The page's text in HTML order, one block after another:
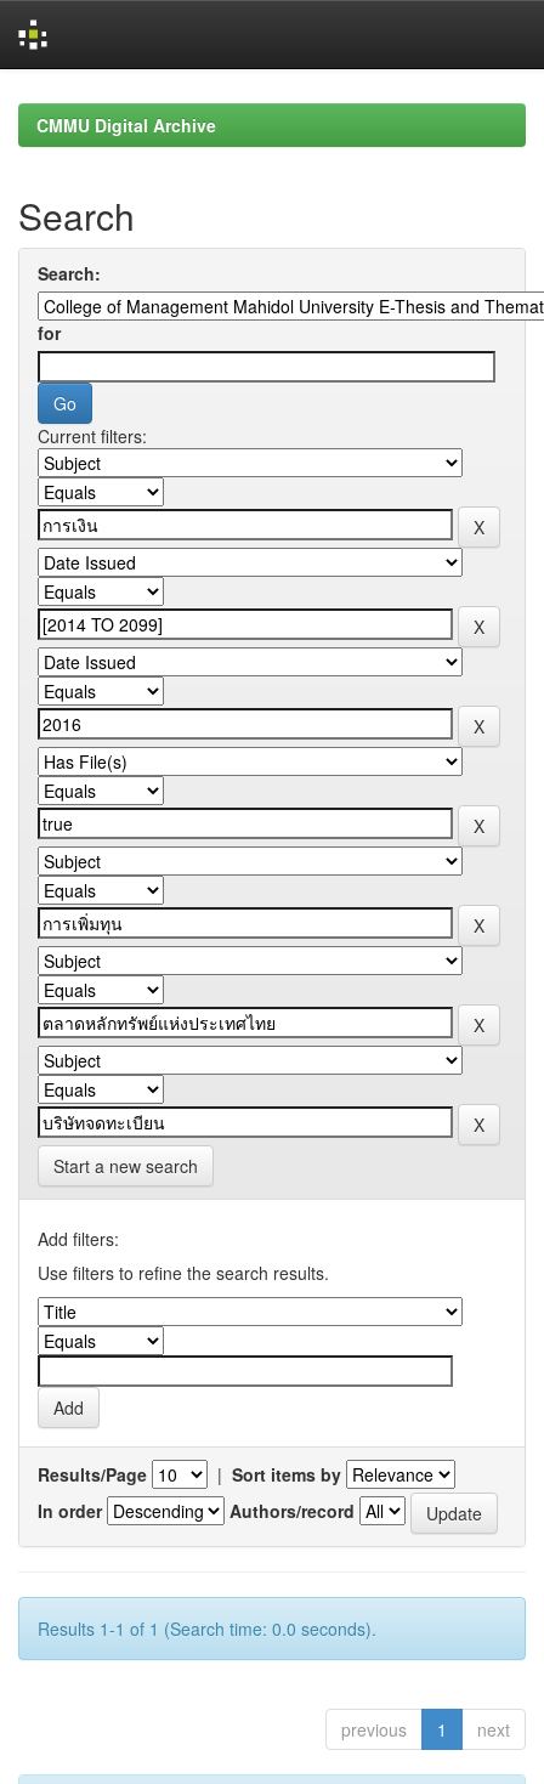
navigationCMMU Digital Archive
Search
Search:
for
Current filters:
Start a new search
Add filters:
Use filters to refine the search results.
Results/Page | Sort items by
In order
Authors/record
Results 1-1 of 1 (Search time: 0.0 seconds).
previous 1 next